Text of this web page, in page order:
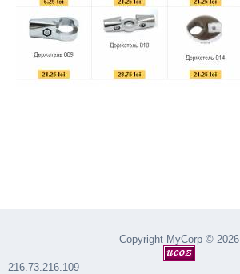
Copyright MyCorp © 2026
216.73.216.109